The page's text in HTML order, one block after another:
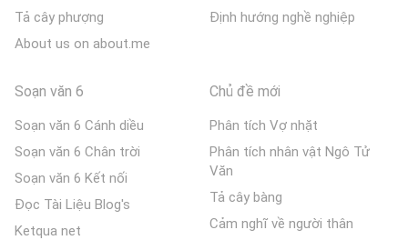
Tả cây phượng
About us on about.me
Định hướng nghề nghiệp
Soạn văn 6
Soạn văn 6 Cánh diều
Soạn văn 6 Chân trời
Soạn văn 6 Kết nối
Đọc Tài Liệu Blog's
Ketqua net
Chủ đề mới
Phân tích Vợ nhặt
Phân tích nhân vật Ngô Tử
Văn
Tả cây bàng
Cảm nghĩ về người thân